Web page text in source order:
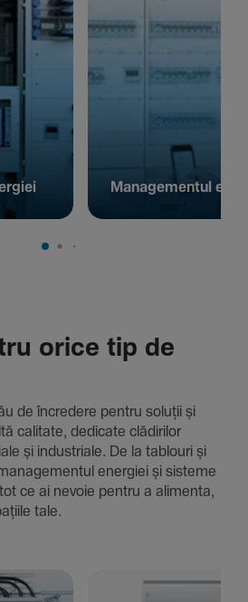
Managementul
orice tip de
de încre­dere pentru soluții și
cali­tate, dedi­cate clădi­rilor
și indus­triale. De la tablouri și
energiei și sisteme
ce ai nevoie pentru a alimenta,
tale.